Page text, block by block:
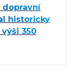
dopravní
historicky
350